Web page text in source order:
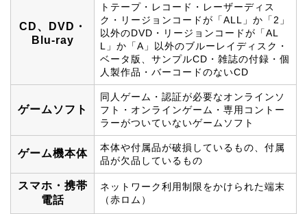
CD、DVD・
Blu-ray
トテープ・レコード・レーザーディス
ク・リージョンコードが「ALL」か「2」
以外のDVD・リージョンコードが「AL
L」か「A」以外のブルーレイディスク・
ベータ版、サンプルCD・雑誌の付録・個
人製作品・バーコードのないCD
ゲームソフト
同人ゲーム・認証が必要なオンラインソ
フト・オンラインゲーム・専用コントー
ラーがついていないゲームソフト
ゲーム機本体
本体や付属品が破損しているもの、付属
品が欠品しているもの
スマホ・携帯
電話
ネットワーク利用制限をかけられた端末
（赤ロム）